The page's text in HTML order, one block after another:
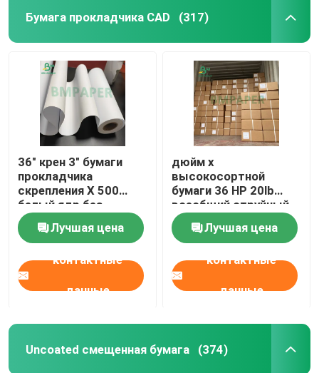
Бумага прокладчика CAD (317)
36" крен 3" бумаги
прокладчика
скрепления X 500
белый ядр без
покрытия
приглаживает
Лучшая цена
контактные
данные
дюйм x
высокосортной
бумаги 36 HP 20lb
всеобщий струйный
150 Ft 2" формат
ядра широкий
Лучшая цена
контактные
данные
Uncoated смещенная бумага (374)